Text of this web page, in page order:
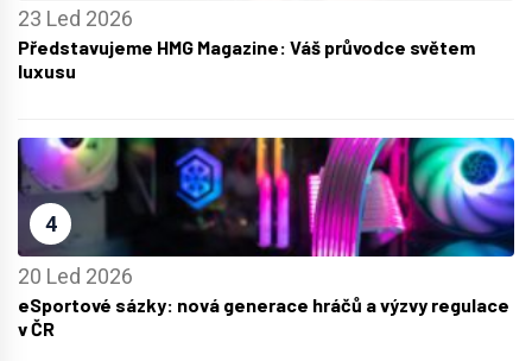
23 Led 2026
Představujeme HMG Magazine: Váš průvodce světem
luxusu
4
20 Led 2026
eSportové sázky: nová generace hráčů a výzvy regulace
v ČR